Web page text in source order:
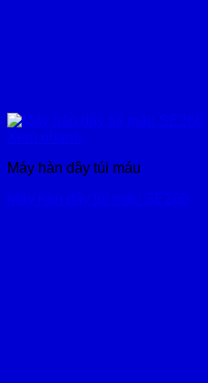
Xem nhanh
Máy hàn dây túi máu
Máy hàn dây túi máu SE260